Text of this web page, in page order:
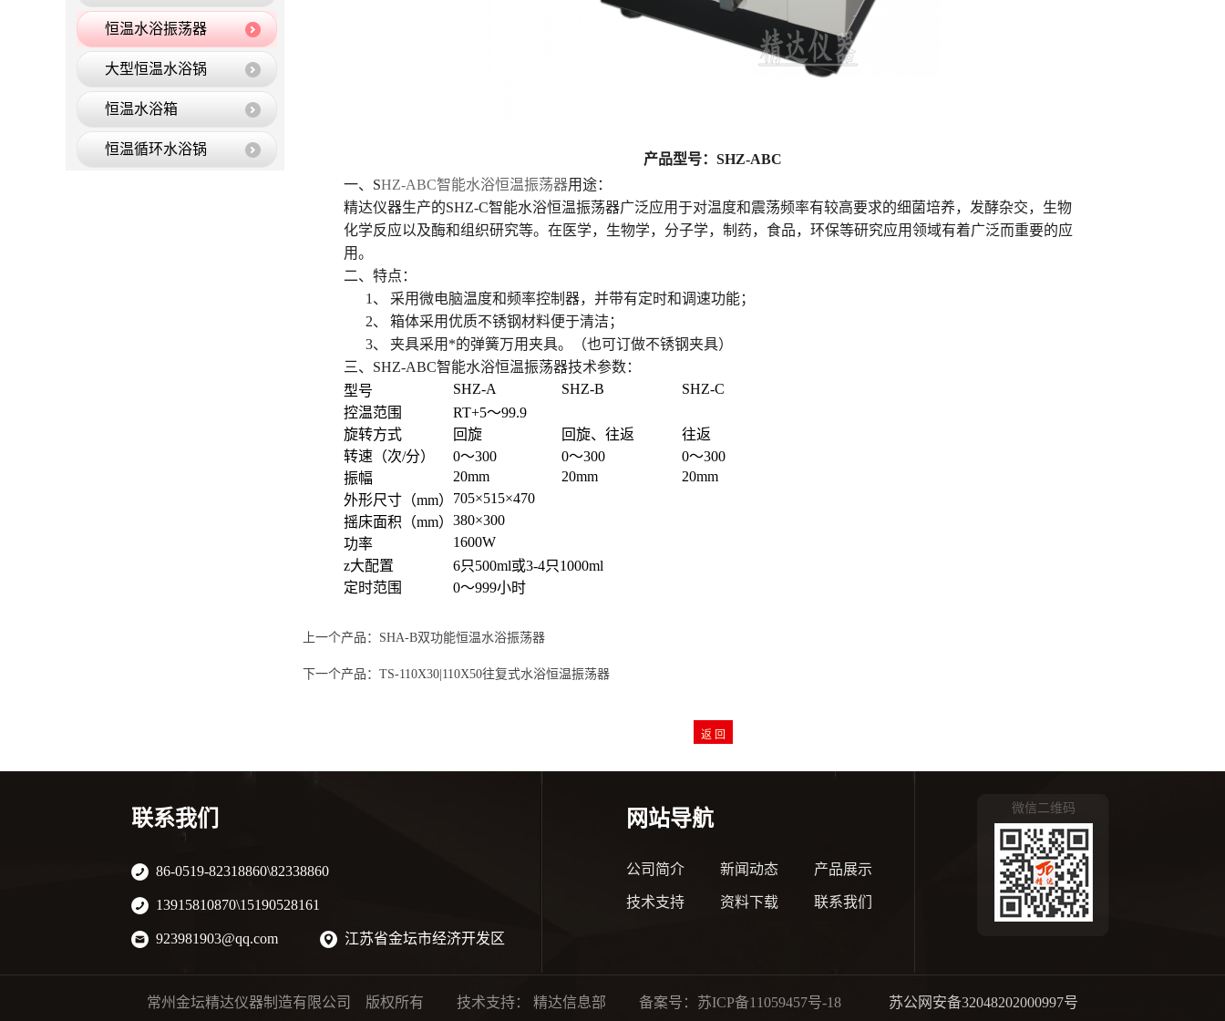
恒温水浴振荡器
大型恒温水浴锅
恒温水浴箱
恒温循环水浴锅
产品型号：SHZ-ABC
一、SHZ-ABC智能水浴恒温振荡器用途：
精达仪器生产的SHZ-C智能水浴恒温振荡器广泛应用于对温度和震荡频率有较高要求的细菌培养，发酵杂交，生物
化学反应以及酶和组织研究等。在医学，生物学，分子学，制药，食品，环保等研究应用领域有着广泛而重要的应
用。
二、特点：
1、 采用微电脑温度和频率控制器，并带有定时和调速功能；
2、 箱体采用优质不锈钢材料便于清洁；
3、 夹具采用*的弹簧万用夹具。（也可订做不锈钢夹具）
三、SHZ-ABC智能水浴恒温振荡器技术参数：
型号
SHZ-A SHZ-B
SHZ-C
控温范围
RT+5～99.9
旋转方式
回旋 回旋、往返
往返
转速（次/分）
0～300 0～300 0～300
振幅
20mm 20mm
20mm
外形尺寸（mm） 705×515×470
摇床面积（mm） 380×300
功率
1600W
z大配置 6只500ml或3-4只1000ml
定时范围
0～999小时
上一个产品： SHA-B双功能恒温水浴振荡器
下一个产品： TS-110X30|110X50往复式水浴恒温振荡器
联系我们
86-0519-82318860\82338860
13915810870\15190528161
923981903@qq.com 江苏省金坛市经济开发区
网站导航
公司简介 新闻动态 产品展示
技术支持 资料下载 联系我们
微信二维码
常州金坛精达仪器制造有限公司 版权所有 技术支持： 精达信息部 备案号： 苏ICP备11059457号-18 苏公网安备32048202000997号